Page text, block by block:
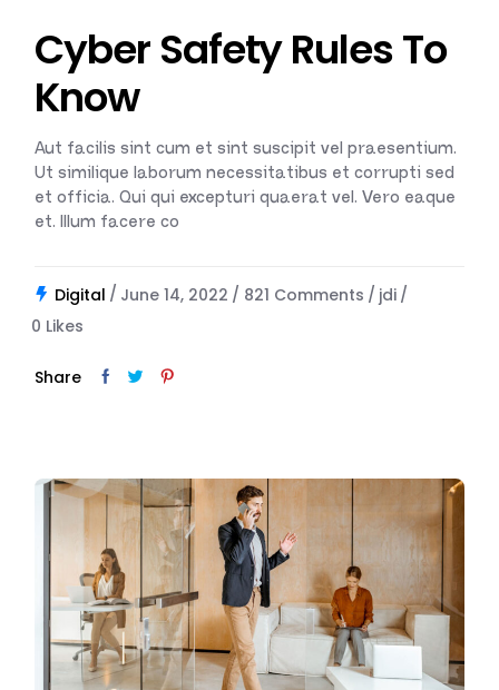
Cyber Safety Rules To
Know
Aut facilis sint cum et sint suscipit vel praesentium.
Ut similique laborum necessitatibus et corrupti sed
et officia. Qui qui excepturi quaerat vel. Vero eaque
et. Illum facere co
Digital June 14, 2022 821 Comments
jdi
0 Likes
Share